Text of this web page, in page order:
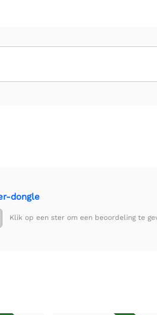
dongle
Klik op een ster om een beoordeling te